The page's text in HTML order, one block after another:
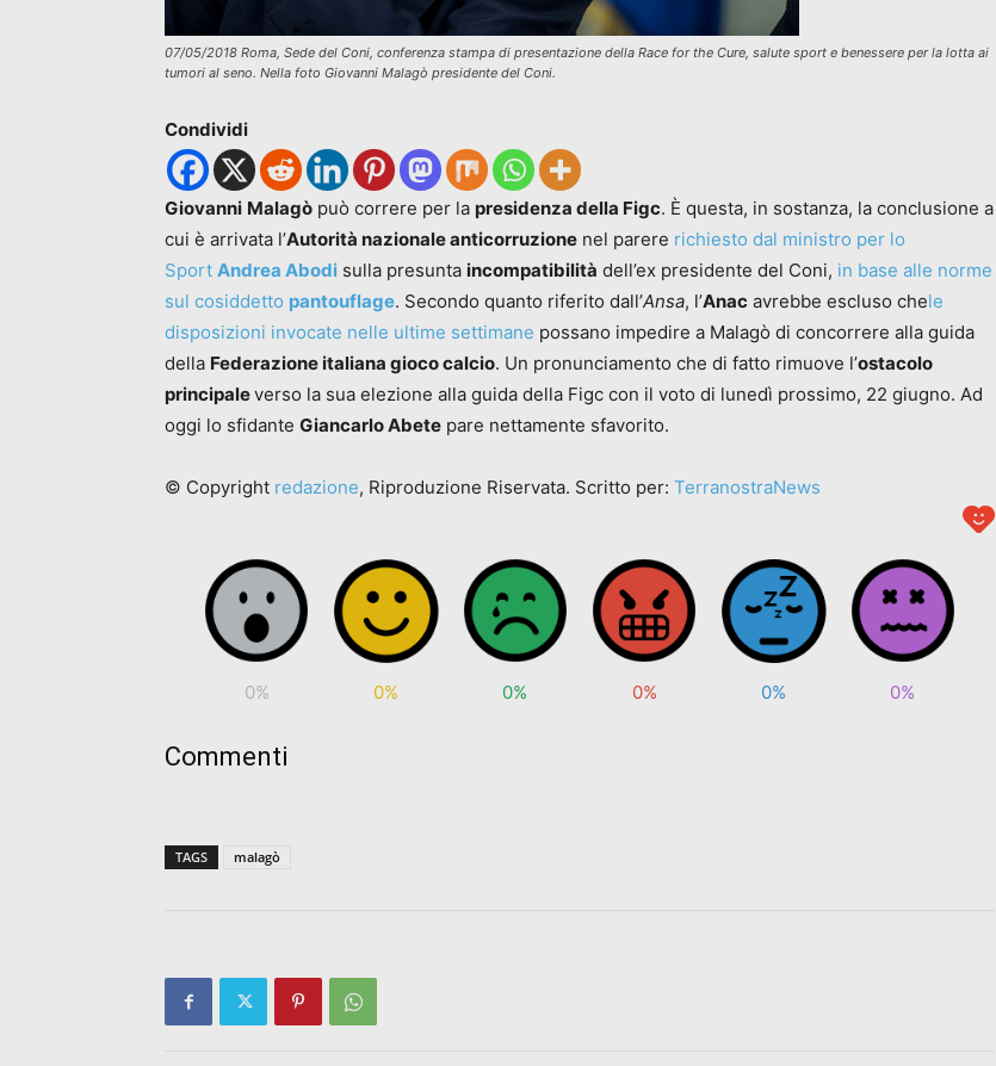
07/05/2018 Roma, Sede del Coni, conferenza stampa di presentazione della Race for the Cure, salute sport e benessere per la lotta ai
tumori al seno. Nella foto Giovanni Malagò presidente del Coni.
Condividi
Giovanni Malagò può correre per la presidenza della Figc. È questa, in sostanza, la conclusione a
cui è arrivata l’Autorità nazionale anticorruzione nel parere richiesto dal ministro per lo
Sport Andrea Abodi sulla presunta incompatibilità dell’ex presidente del Coni, in base alle norme
sul cosiddetto pantouflage. Secondo quanto riferito dall’Ansa, l’Anac avrebbe escluso chele
disposizioni invocate nelle ultime settimane possano impedire a Malagò di concorrere alla guida
della Federazione italiana gioco calcio. Un pronunciamento che di fatto rimuove l’ostacolo
principaleverso la sua elezione alla guida della Figc con il voto di lunedì prossimo, 22 giugno. Ad
oggi lo sfidante Giancarlo Abete pare nettamente sfavorito.
© Copyright redazione, Riproduzione Riservata. Scritto per: TerranostraNews
0% 0% 0% 0% 0% 0%
Commenti
TAGS malagò